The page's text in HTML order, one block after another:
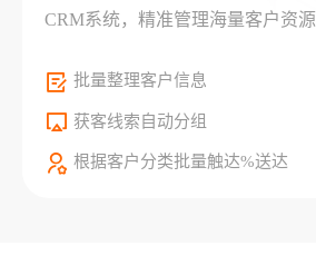
CRM系统，精准管理海量客户资源
批量整理客户信息
获客线索自动分组
根据客户分类批量触达%送达